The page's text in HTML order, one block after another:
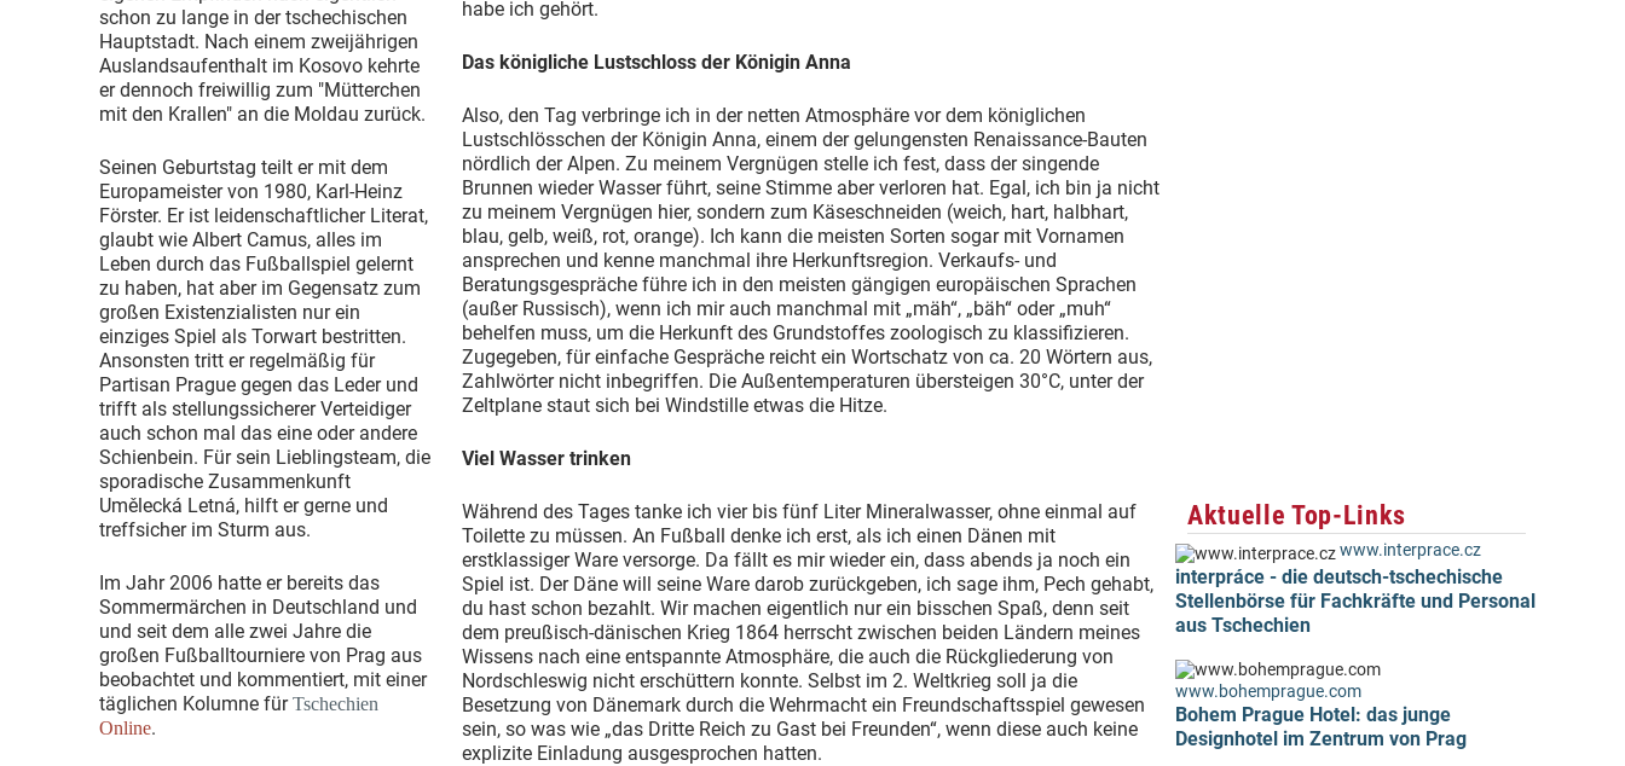
schon zu lange in der tschechischen
Hauptstadt. Nach einem zweijährigen
Auslandsaufenthalt im Kosovo kehrte
er dennoch freiwillig zum "Mütterchen
mit den Krallen" an die Moldau zurück.
Seinen Geburtstag teilt er mit dem
Europameister von 1980, Karl-Heinz
Förster. Er ist leidenschaftlicher Literat,
glaubt wie Albert Camus, alles im
Leben durch das Fußballspiel gelernt
zu haben, hat aber im Gegensatz zum
großen Existenzialisten nur ein
einziges Spiel als Torwart bestritten.
Ansonsten tritt er regelmäßig für
Partisan Prague gegen das Leder und
trifft als stellungssicherer Verteidiger
auch schon mal das eine oder andere
Schienbein. Für sein Lieblingsteam, die
sporadische Zusammenkunft
Umělecká Letná, hilft er gerne und
treffsicher im Sturm aus.
Im Jahr 2006 hatte er bereits das
Sommermärchen in Deutschland und
und seit dem alle zwei Jahre die
großen Fußballtourniere von Prag aus
beobachtet und kommentiert, mit einer
täglichen Kolumne fürTschechien
Online.
habe ich gehört.
Das königliche Lustschloss der Königin Anna
Also, den Tag verbringe ich in der netten Atmosphäre vor dem königlichen
Lustschlösschen der Königin Anna, einem der gelungensten Renaissance-Bauten
nördlich der Alpen. Zu meinem Vergnügen stelle ich fest, dass der singende
Brunnen wieder Wasser führt, seine Stimme aber verloren hat. Egal, ich bin ja nicht
zu meinem Vergnügen hier, sondern zum Käseschneiden (weich, hart, halbhart,
blau, gelb, weiß, rot, orange). Ich kann die meisten Sorten sogar mit Vornamen
ansprechen und kenne manchmal ihre Herkunftsregion. Verkaufs- und
Beratungsgespräche führe ich in den meisten gängigen europäischen Sprachen
(außer Russisch), wenn ich mir auch manchmal mit „mäh“, „bäh“ oder „muh“
behelfen muss, um die Herkunft des Grundstoffes zoologisch zu klassifizieren.
Zugegeben, für einfache Gespräche reicht ein Wortschatz von ca. 20 Wörtern aus,
Zahlwörter nicht inbegriffen. Die Außentemperaturen übersteigen 30°C, unter der
Zeltplane staut sich bei Windstille etwas die Hitze.
Viel Wasser trinken
Während des Tages tanke ich vier bis fünf Liter Mineralwasser, ohne einmal auf
Toilette zu müssen. An Fußball denke ich erst, als ich einen Dänen mit
erstklassiger Ware versorge. Da fällt es mir wieder ein, dass abends ja noch ein
Spiel ist. Der Däne will seine Ware darob zurückgeben, ich sage ihm, Pech gehabt,
du hast schon bezahlt. Wir machen eigentlich nur ein bisschen Spaß, denn seit
dem preußisch-dänischen Krieg 1864 herrscht zwischen beiden Ländern meines
Wissens nach eine entspannte Atmosphäre, die auch die Rückgliederung von
Nordschleswig nicht erschüttern konnte. Selbst im 2. Weltkrieg soll ja die
Besetzung von Dänemark durch die Wehrmacht ein Freundschaftsspiel gewesen
sein, so was wie „das Dritte Reich zu Gast bei Freunden“, wenn diese auch keine
explizite Einladung ausgesprochen hatten.
Aktuelle Top-Links
www.interprace.cz
interpráce - die deutsch-tschechische
Stellenbörse für Fachkräfte und Personal
aus Tschechien
www.bohemprague.com
Bohem Prague Hotel: das junge
Designhotel im Zentrum von Prag